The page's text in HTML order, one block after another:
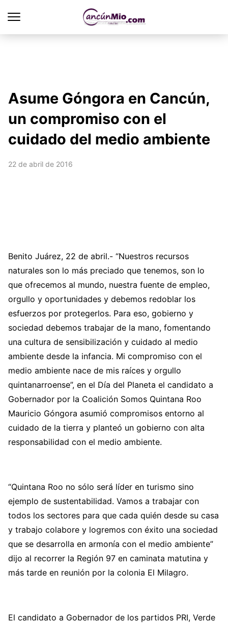
Asume Góngora en Cancún,
un compromiso con el
cuidado del medio ambiente
22 de abril de 2016
Benito Juárez, 22 de abril.- “Nuestros recursos
naturales son lo más preciado que tenemos, son lo
que ofrecemos al mundo, nuestra fuente de empleo,
orgullo y oportunidades y debemos redoblar los
esfuerzos por protegerlos. Para eso, gobierno y
sociedad debemos trabajar de la mano, fomentando
una cultura de sensibilización y cuidado al medio
ambiente desde la infancia. Mi compromiso con el
medio ambiente nace de mis raíces y orgullo
quintanarroense”, en el Día del Planeta el candidato a
Gobernador por la Coalición Somos Quintana Roo
Mauricio Góngora asumió compromisos entorno al
cuidado de la tierra y planteó un gobierno con alta
responsabilidad con el medio ambiente.
“Quintana Roo no sólo será líder en turismo sino
ejemplo de sustentabilidad. Vamos a trabajar con
todos los sectores para que cada quién desde su casa
y trabajo colabore y logremos con éxito una sociedad
que se desarrolla en armonía con el medio ambiente”
dijo al recorrer la Región 97 en caminata matutina y
más tarde en reunión por la colonia El Milagro.
El candidato a Gobernador de los partidos PRI, Verde